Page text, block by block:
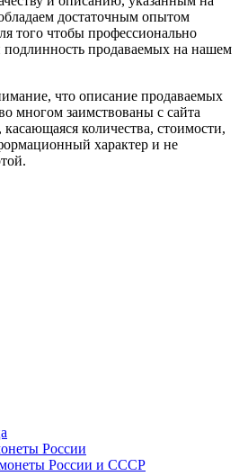
достаточным опытом
того чтобы профессионально
подлинность продаваемых на нашем
что описание продаваемых
многом заимствованы с сайта
количества, стоимости,
характер и не
России
России и СССР